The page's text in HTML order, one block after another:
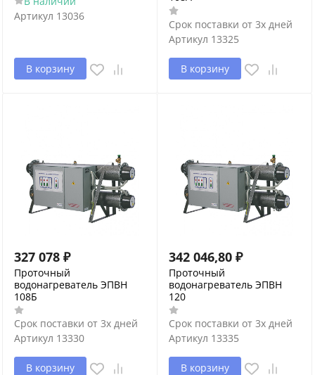
Артикул 13036
В корзину
Срок поставки от 3х дней
Артикул 13325
В корзину
327 078 ₽
Проточный
водонагреватель ЭПВН
108Б
Срок поставки от 3х дней
Артикул 13330
В корзину
342 046,80 ₽
Проточный
водонагреватель ЭПВН
120
Срок поставки от 3х дней
Артикул 13335
В корзину